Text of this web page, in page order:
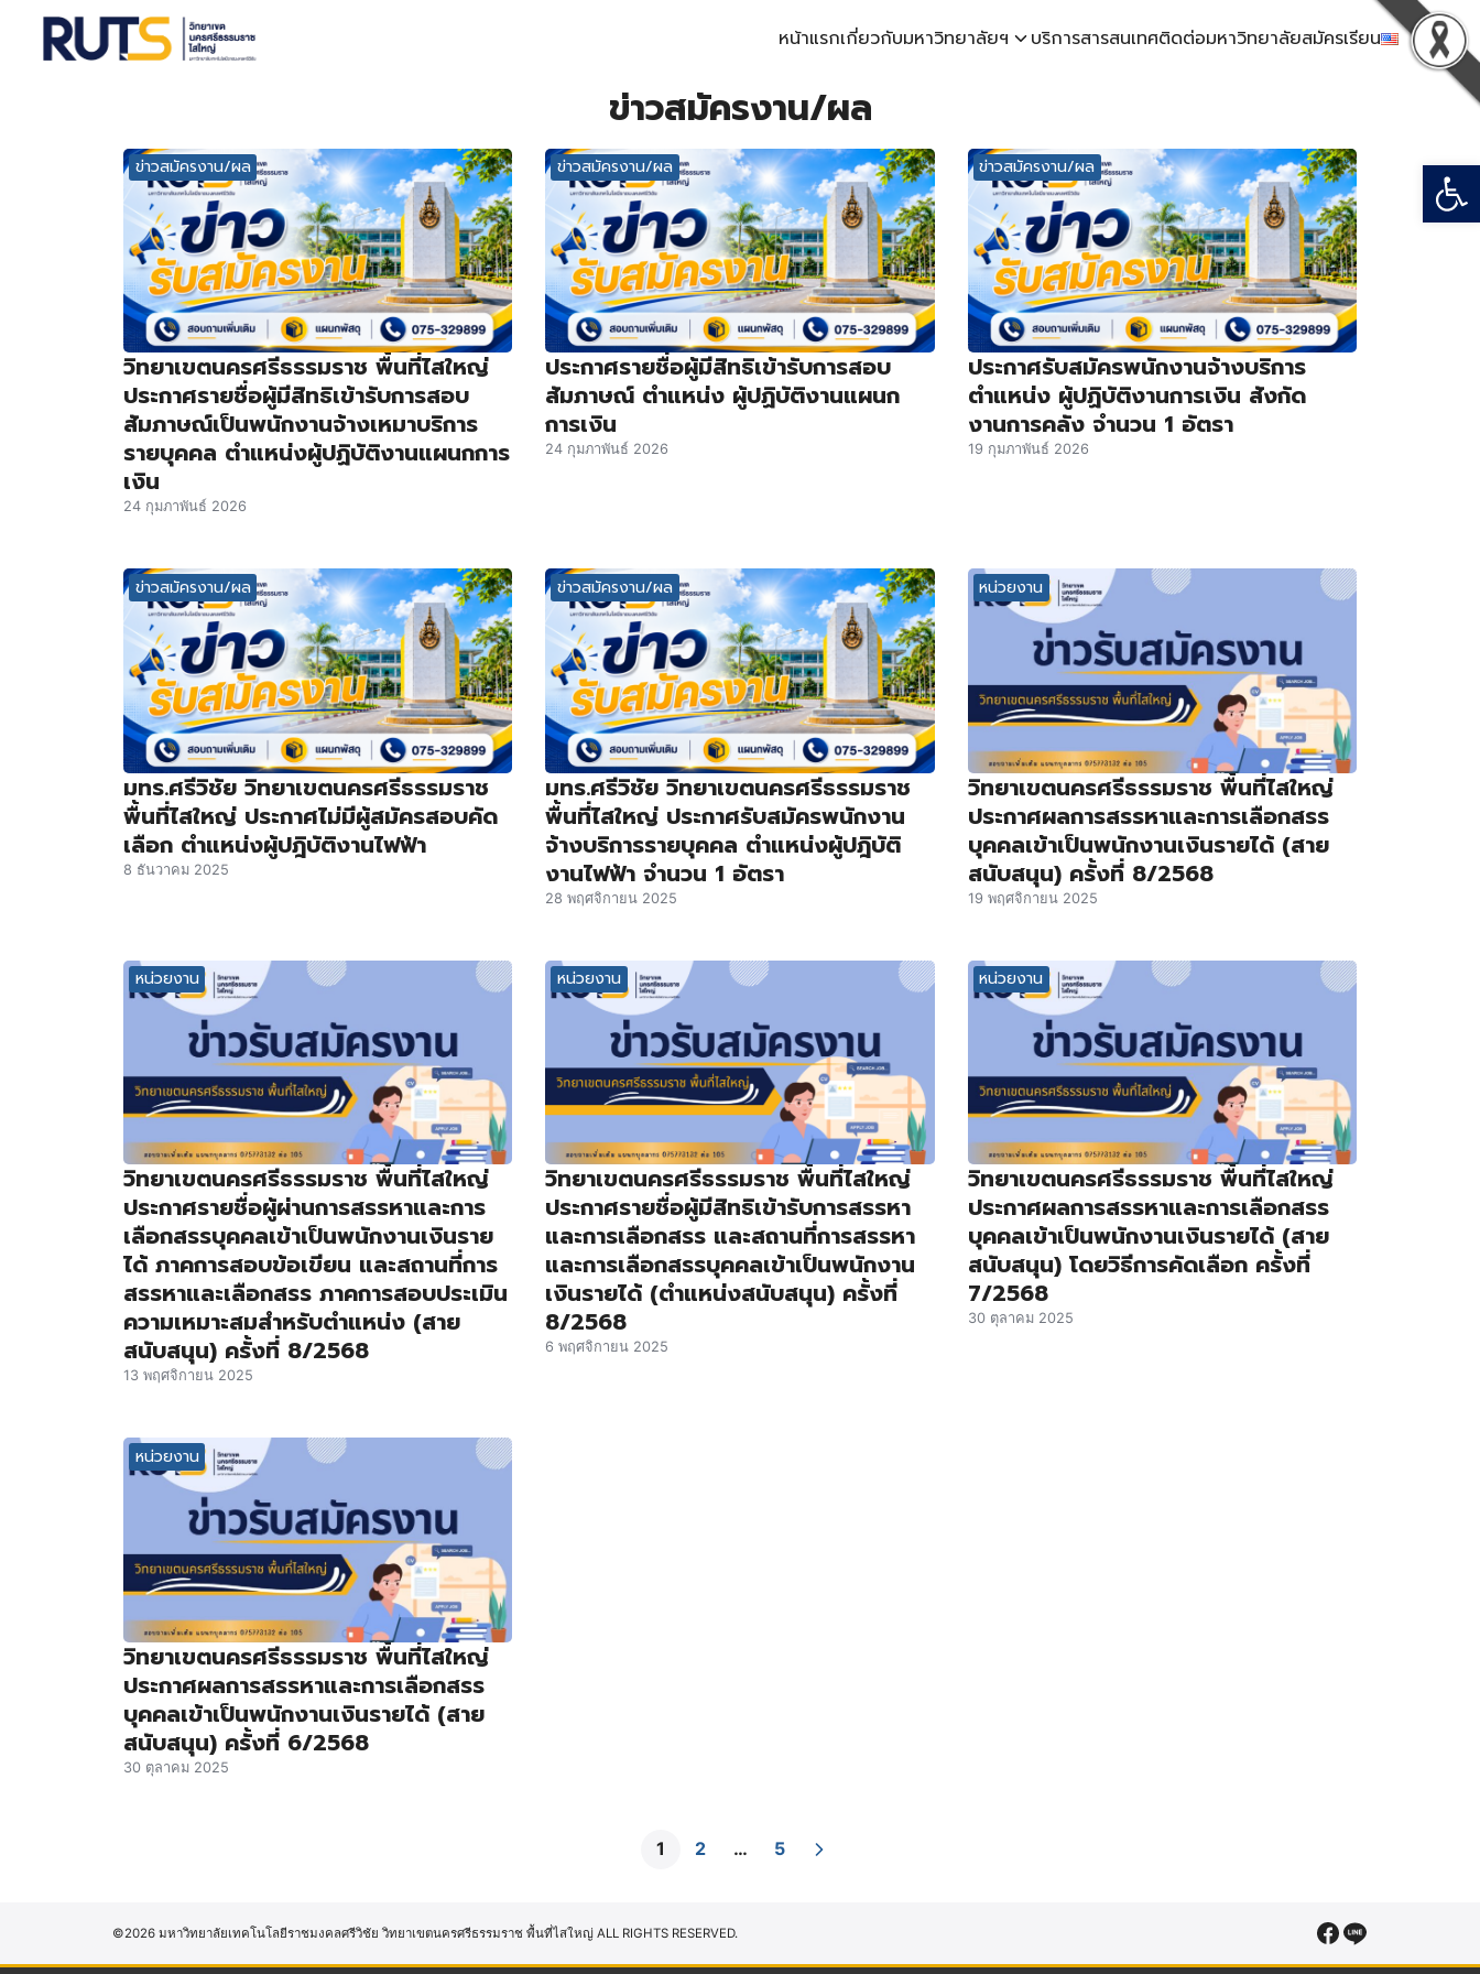
หน้าแรกเกี่ยวกับมหาวิทยาลัยฯ บริการสารสนเทศติดต่อมหาวิทยาลัยสมัครเรียน
ข่าวสมัครงาน/ผล
ข่าวสมัครงาน/ผล
วิทยาเขตนครศรีธรรมราช พื้นที่ไสใหญ่
ประกาศรายชื่อผู้มีสิทธิเข้ารับการสอบ
สัมภาษณ์เป็นพนักงานจ้างเหมาบริการ
รายบุคคล ตำแหน่งผู้ปฏิบัติงานแผนกการ
เงิน
24 กุมภาพันธ์ 2026
ข่าวสมัครงาน/ผล
ประกาศรายชื่อผู้มีสิทธิเข้ารับการสอบ
สัมภาษณ์ ตำแหน่ง ผู้ปฏิบัติงานแผนก
การเงิน
24 กุมภาพันธ์ 2026
ข่าวสมัครงาน/ผล
ประกาศรับสมัครพนักงานจ้างบริการ
ตำแหน่ง ผู้ปฏิบัติงานการเงิน สังกัด
งานการคลัง จำนวน 1 อัตรา
19 กุมภาพันธ์ 2026
ข่าวสมัครงาน/ผล
มทร.ศรีวิชัย วิทยาเขตนครศรีธรรมราช
พื้นที่ไสใหญ่ ประกาศไม่มีผู้สมัครสอบคัด
เลือก ตำแหน่งผู้ปฎิบัติงานไฟฟ้า
8 ธันวาคม 2025
ข่าวสมัครงาน/ผล
มทร.ศรีวิชัย วิทยาเขตนครศรีธรรมราช
พื้นที่ไสใหญ่ ประกาศรับสมัครพนักงาน
จ้างบริการรายบุคคล ตำแหน่งผู้ปฎิบัติ
งานไฟฟ้า จำนวน 1 อัตรา
28 พฤศจิกายน 2025
หน่วยงาน
วิทยาเขตนครศรีธรรมราช พื้นที่ไสใหญ่
ประกาศผลการสรรหาและการเลือกสรร
บุคคลเข้าเป็นพนักงานเงินรายได้ (สาย
สนับสนุน) ครั้งที่ 8/2568
19 พฤศจิกายน 2025
หน่วยงาน
วิทยาเขตนครศรีธรรมราช พื้นที่ไสใหญ่
ประกาศรายชื่อผู้ผ่านการสรรหาและการ
เลือกสรรบุคคลเข้าเป็นพนักงานเงินราย
ได้ ภาคการสอบข้อเขียน และสถานที่การ
สรรหาและเลือกสรร ภาคการสอบประเมิน
ความเหมาะสมสำหรับตำแหน่ง (สาย
สนับสนุน) ครั้งที่ 8/2568
13 พฤศจิกายน 2025
หน่วยงาน
วิทยาเขตนครศรีธรรมราช พื้นที่ไสใหญ่
ประกาศรายชื่อผู้มีสิทธิเข้ารับการสรรหา
และการเลือกสรร และสถานที่การสรรหา
และการเลือกสรรบุคคลเข้าเป็นพนักงาน
เงินรายได้ (ตำแหน่งสนับสนุน) ครั้งที่
8/2568
6 พฤศจิกายน 2025
หน่วยงาน
วิทยาเขตนครศรีธรรมราช พื้นที่ไสใหญ่
ประกาศผลการสรรหาและการเลือกสรร
บุคคลเข้าเป็นพนักงานเงินรายได้ (สาย
สนับสนุน) โดยวิธีการคัดเลือก ครั้งที่
7/2568
30 ตุลาคม 2025
หน่วยงาน
วิทยาเขตนครศรีธรรมราช พื้นที่ไสใหญ่
ประกาศผลการสรรหาและการเลือกสรร
บุคคลเข้าเป็นพนักงานเงินรายได้ (สาย
สนับสนุน) ครั้งที่ 6/2568
30 ตุลาคม 2025
1 2 … 5
©2026 มหาวิทยาลัยเทคโนโลยีราชมงคลศรีวิชัย วิทยาเขตนครศรีธรรมราช พื้นที่ไสใหญ่ ALL RIGHTS RESERVED.